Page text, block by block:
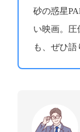
砂の惑星
い映画。圧
も、ぜひ語